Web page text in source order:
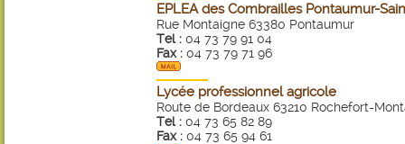
EPLEA des Combrailles Pontaumur-
Rue Montaigne 63380 Pontaumur
Tel : 04 73 79 91 04
Fax : 04 73 79 71 96
Lycée professionnel agricole
Route de Bordeaux 63210 Rochefort-
Tel : 04 73 65 82 89
Fax : 04 73 65 94 61